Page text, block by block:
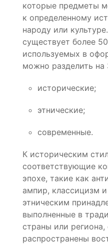
которые предметы
к определенному
народу или
существует более
используемых в
можно разделить на
исторические;
этнические;
современные.
К историческим
соответствующие
эпохе, такие как
ампир, классицизм
этническим
выполненные в
страны или
распространены